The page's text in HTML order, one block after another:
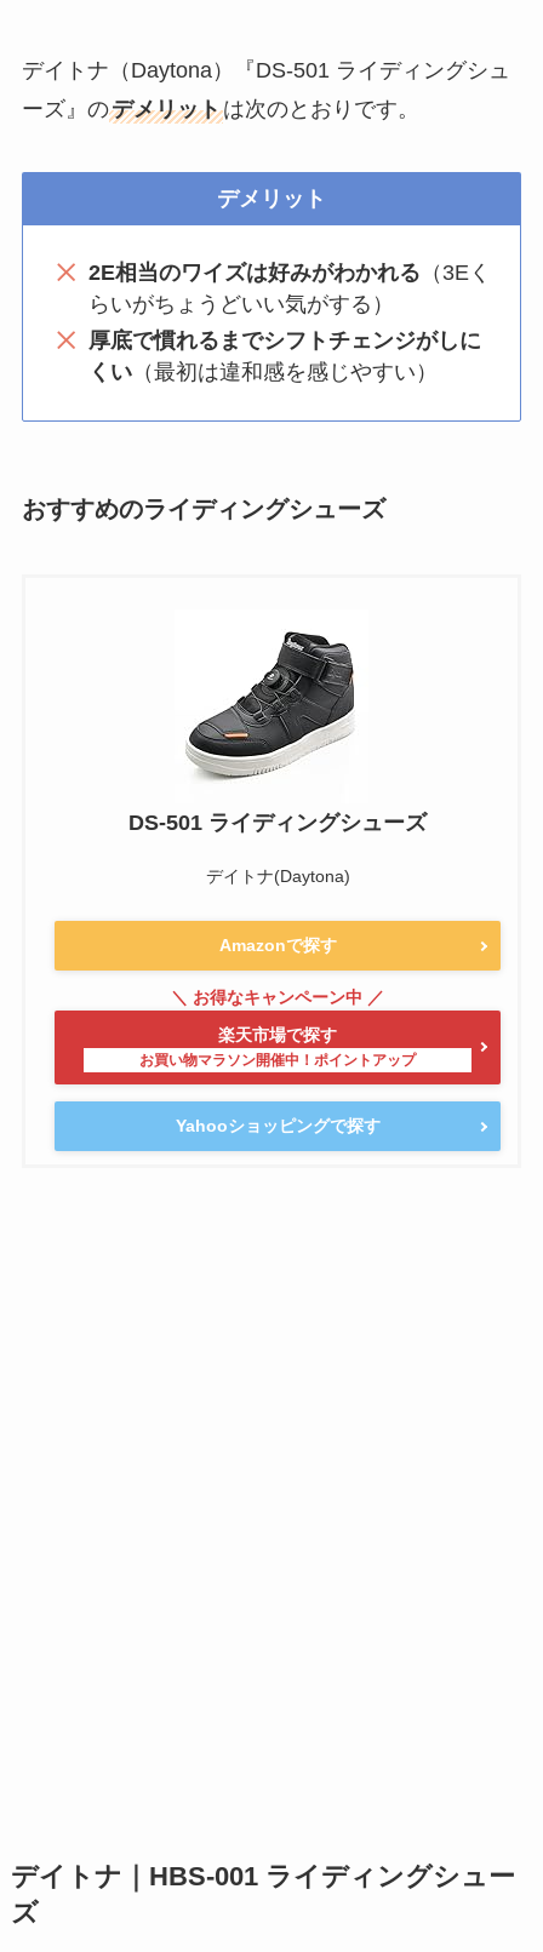
デイトナ（Daytona）『DS-501 ライディングシュ
ーズ』のデメリットは次のとおりです。
デメリット
2E相当のワイズは好みがわかれる （3Eく
らいがちょうどいい気がする）
厚底で慣れるまでシフトチェンジがしに
くい（最初は違和感を感じやすい）
おすすめのライディングシューズ
DS-501 ライディングシューズ
デイトナ(Daytona)
Amazonで探す
楽天市場で探す
Yahooショッピングで探す
デイトナ｜HBS-001 ライディングシュー
ズ